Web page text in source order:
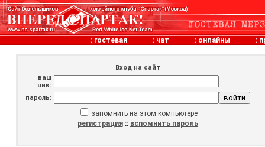
: гостевая : чат : онлайны :
Вход на сайт
ваш
ник:
пароль:
запомнить на этом компьютере
регистрация:: вспомнить пароль